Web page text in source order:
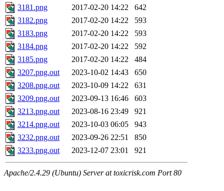
3181.png
2017-02-20 14:22
642
3182.png
2017-02-20 14:22
593
3183.png
2017-02-20 14:22
593
3184.png
2017-02-20 14:22
592
3185.png
2017-02-20 14:22
484
3207.png.out
2023-10-02 14:43
650
3208.png.out
2023-10-09 14:22
631
3209.png.out
2023-09-13 16:46
603
3213.png.out
2023-08-16 23:49
921
3214.png.out
2023-10-03 06:05
943
3232.png.out
2023-09-26 22:51
850
3233.png.out
2023-12-07 23:01 921
Apache/2.4.29 (Ubuntu) Server at toxicrisk.com Port 80